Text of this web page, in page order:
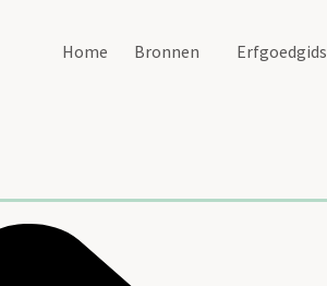
Home Bronnen Erfgoedgids